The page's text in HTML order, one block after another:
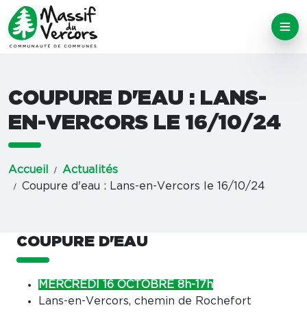
COUPURE D'EAU : LANS-
EN-VERCORS LE 16/10/24
Accueil
Actualités
Coupure d'eau : Lans-en-Vercors le 16/10/24
COUPURE D'EAU
MERCREDI 16 OCTOBRE 8h-17h
Lans-en-Vercors, chemin de Rochefort